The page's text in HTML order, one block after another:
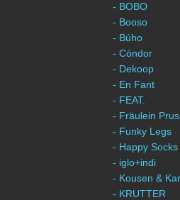
- BOBO
- Booso
- Búho
- Cóndor
- Dekoop
- En Fant
- FEAT.
- Fräulein
- Funky Legs
- Happy Socks
- iglo+indi
- Kousen &
- KRUTTER